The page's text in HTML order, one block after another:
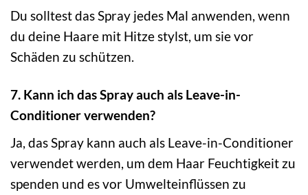
Du solltest das Spray jedes Mal anwenden, wenn
du deine Haare mit Hitze stylst, um sie vor
Schäden zu schützen.
7. Kann ich das Spray auch als Leave-in-
Conditioner verwenden?
Ja, das Spray kann auch als Leave-in-Conditioner
verwendet werden, um dem Haar Feuchtigkeit zu
spenden und es vor Umwelteinflüssen zu